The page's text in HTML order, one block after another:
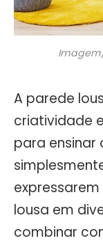
A parede
criatividade
para ensinar
expressarem
lousa em
combinar